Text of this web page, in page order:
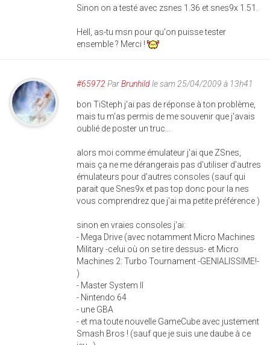
Sinon on a testé avec zsnes 1.36 et snes9x 1.51.
Hell, as-tu msn pour qu'on puisse tester
ensemble ? Merci !
#65972 ParBrunhildle sam 25/04/2009 à 13h41
bon TiSteph j'ai pas de réponse à ton problème,
mais tu m'as permis de me souvenir que j'avais
oublié de poster un truc...
alors moi comme émulateur j'ai que ZSnes,
mais ça ne me dérangerais pas d'utiliser d'autres
émulateurs pour d'autres consoles (sauf qui
parait que Snes9x et pas top donc pour la nes
vous comprendrez que j'ai ma petite préférence )
sinon en vraies consoles j'ai:
- Mega Drive (avec notamment Micro Machines
Military -celui où on se tire dessus- et Micro
Machines 2: Turbo Tournament -GENIALISSIME!-
)
- Master System II
- Nintendo 64
- une GBA
- et ma toute nouvelle GameCube avec justement
Smash Bros ! (sauf que je suis une daube à ce